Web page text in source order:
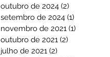
outubro de 2024 (2)
setembro de 2024 (1)
novembro de 2021 (1)
outubro de 2021 (2)
julho de 2021 (2)